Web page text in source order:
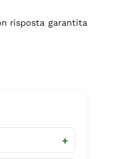
risposta garantita
+